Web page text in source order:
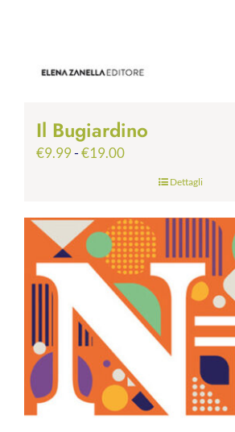
Il Bugiardino
€9.99-€19.00Fascia
prezzo:
€9.99
a
€19.00
Dettagli